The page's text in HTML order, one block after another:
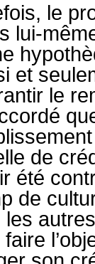
le
lui-
et
le
de
été
de
les